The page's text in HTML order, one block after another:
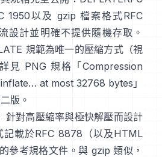
1950以及 gzip 檔案格式RFC
設計並明確不提供隨機存取 。
規範為唯一的壓縮方式（視
見 PNG 規格 「Compression
at most 32768 bytes」
版 。
針對高壓縮率與極快解壓而設計
記載於RFC 8878 （以及HTML
參考規格文件 。與 gzip 類似，